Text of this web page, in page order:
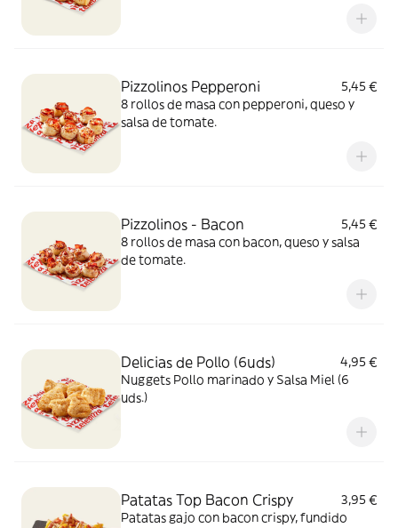
Pizzolinos Pepperoni
5,45 €
8 rollos de masa con pepperoni, queso y
salsa de tomate.
Pizzolinos - Bacon
5,45 €
8 rollos de masa con bacon, queso y salsa
de tomate.
Delicias de Pollo (6uds)
4,95 €
Nuggets Pollo marinado y Salsa Miel (6
uds.)
Patatas Top Bacon Crispy
3,95 €
Patatas gajo con bacon crispy, fundido